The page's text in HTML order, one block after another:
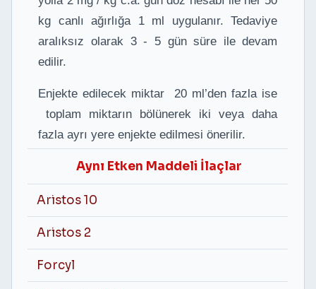
kg canlı ağırlığa 1 ml uygulanır. Tedaviye
aralıksız olarak 3 - 5 gün süre ile devam
edilir.
Enjekte edilecek miktar 20 ml’den fazla ise
toplam miktarın bölünerek iki veya daha
fazla ayrı yere enjekte edilmesi önerilir.
Aynı Etken Maddeli İlaçlar
Aristos 10
Aristos 2
Forcyl